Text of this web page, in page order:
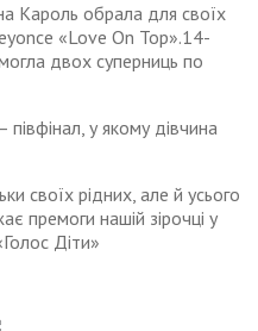
Кароль обрала для своїх
«Love On Top».14-
двох суперниць по
у якому дівчина
своїх рідних, але й усього
премоги нашій зірочці у
Діти»